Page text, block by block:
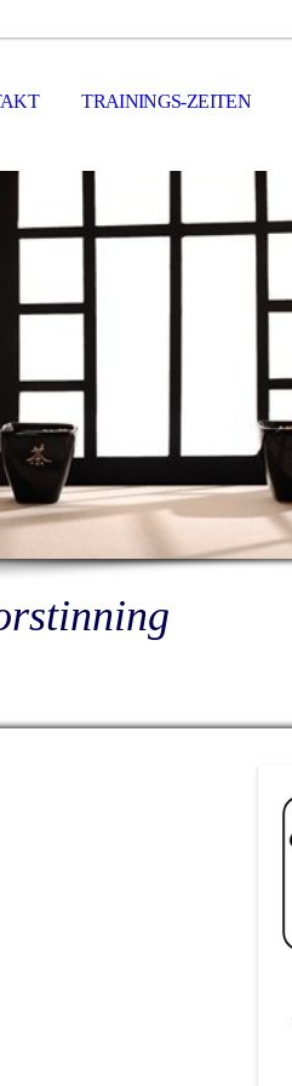
TRAININGS-ZEITEN